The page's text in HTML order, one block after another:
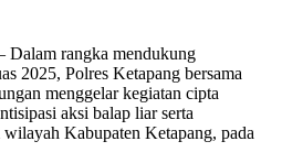
rangka mendukung
2025, Polres Ketapang bersama
menggelar kegiatan cipta
aksi balap liar serta
Kabupaten Ketapang, pada